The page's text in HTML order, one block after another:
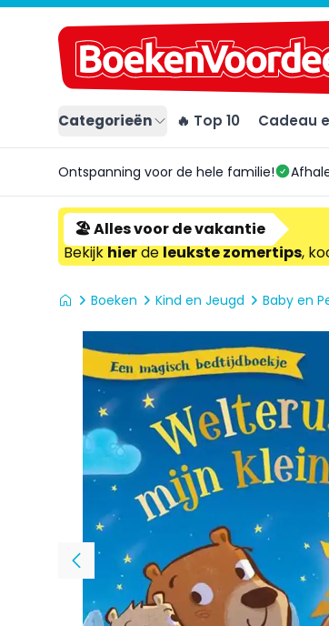
Categorieën 🔥 Top 10 Cadeau
Ontspanning voor de hele familie!
🏖️ Alles voor de vakantie
Bekijkhierdeleukste zomertips,
Boeken Kind en Jeugd Baby en